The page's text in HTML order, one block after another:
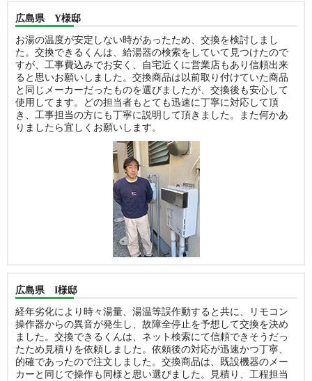
広島県 Y様邸
お湯の温度が安定しない時があったため、交換を検討しまし
た。交換できるくんは、給湯器の検索をしていて見つけたので
すが、工事費込みでお安く、自宅近くに営業店もあり信頼出来
ると思いお願いしました。交換商品は以前取り付けていた商品
と同じメーカーだったものを選びましたが、交換後も安心して
使用してます。どの担当者もとても迅速に丁寧に対応して頂
き、工事担当の方にも丁寧に説明して頂きました。また何かあ
りましたら宜しくお願いします。
広島県 I様邸
経年劣化により時々湯量、湯温等誤作動すると共に、リモコン
操作器からの異音が発生し、故障全停止を予想して交換を決め
ました。交換できるくんは、ネット検索にて信頼できそうだっ
たため見積りを依頼しました。依頼後の対応が迅速かつ丁寧、
的確であったので注文しました。交換商品は、既設機器のメー
カーと同じで操作も同様と思い選びました。見積り、工程担当